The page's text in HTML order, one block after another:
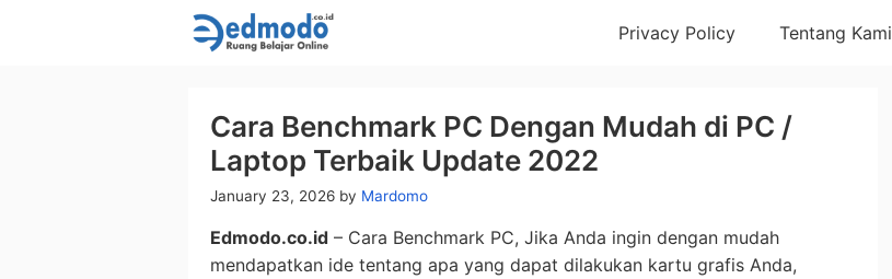
Privacy Policy Tentang Kami
Cara Benchmark PC Dengan Mudah di PC /
Laptop Terbaik Update 2022
January 23, 2026 by Mardomo
Edmodo.co.id – Cara Benchmark PC, Jika Anda ingin dengan mudah
mendapatkan ide tentang apa yang dapat dilakukan kartu grafis Anda,